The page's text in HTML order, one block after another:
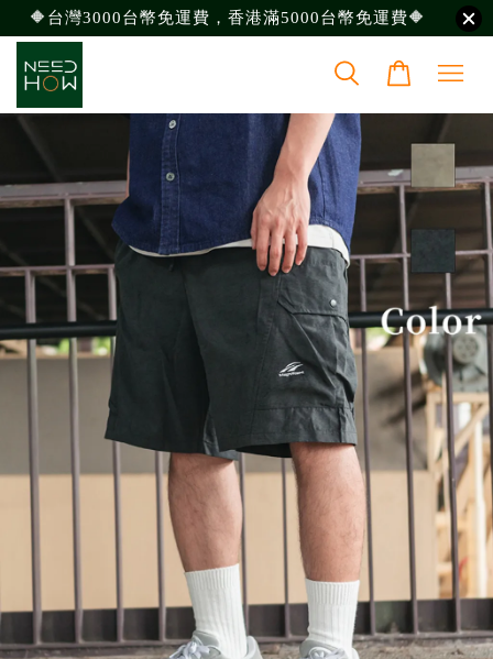
🔶台灣3000台幣免運費，香港滿5000台幣免運費🔶